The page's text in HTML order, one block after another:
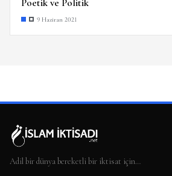
Poetik ve Politik
9 Haziran 2021
Adil bir dünya bereketli bir iktisat için…